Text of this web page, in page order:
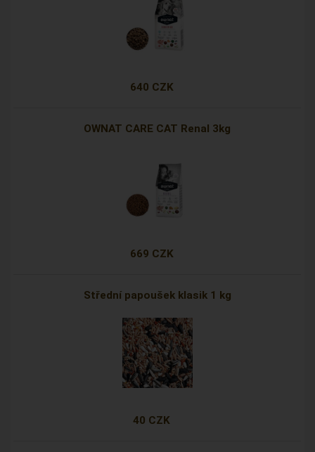
640 CZK
OWNAT CARE CAT Renal 3kg
669 CZK
Střední papoušek klasik 1 kg
40 CZK